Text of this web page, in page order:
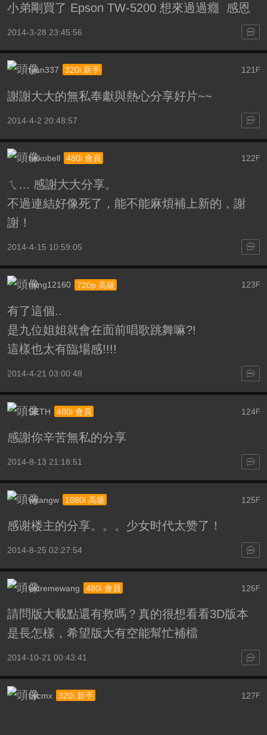
小弟剛買了 Epson TW-5200 想來過過癮 感恩
2014-3-28 23:45:56
121 F
tyan337 320i 新手
謝謝大大的無私奉獻與熱心分享好片~~
2014-4-2 20:48:57
122 F
nekobell 480i 會員
ㄟ... 感謝大大分享。
不過連結好像死了，能不能麻煩補上新的，謝
謝！
2014-4-15 10:59:05
123 F
ming12160 720p 高級
有了這個..
是九位姐姐就會在面前唱歌跳舞嘛?!
這樣也太有臨場感!!!!
2014-4-21 03:00:48
124F
SETH 480i 會員
感謝你辛苦無私的分享
2014-8-13 21:18:51
125F
wyangw 1080i 高級
感谢楼主的分享。。。少女时代太赞了！
2014-8-25 02:27:54
126F
extremewang 480i 會員
請問版大載點還有救嗎？真的很想看看3D版本
是長怎樣，希望版大有空能幫忙補檔
2014-10-21 00:43:41
127 F
cycmx 320i 新手